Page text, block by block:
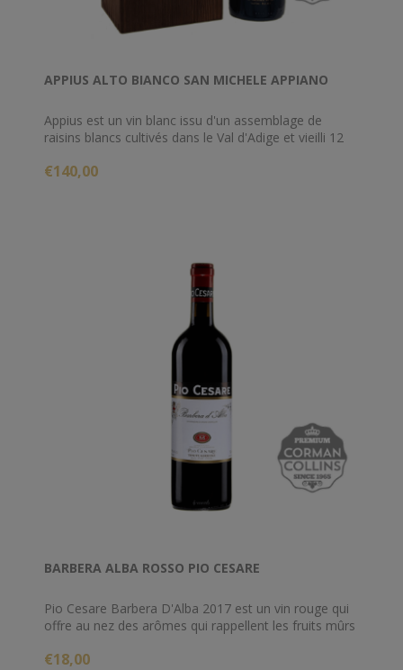
APPIUS ALTO BIANCO SAN MICHELE APPIANO
Appius est un vin blanc issu d'un assemblage de
raisins blancs cultivés dans le Val d'Adige et vieilli 12
élégante et raffinée, avec d'agréables notes de fruits
€140,00
BARBERA ALBA ROSSO PIO CESARE
Pio Cesare Barbera D'Alba 2017 est un vin rouge qui
offre au nez des arômes qui rappellent les fruits mûrs
bouche est charnu, avec une grande structure. Un vin
€18,00